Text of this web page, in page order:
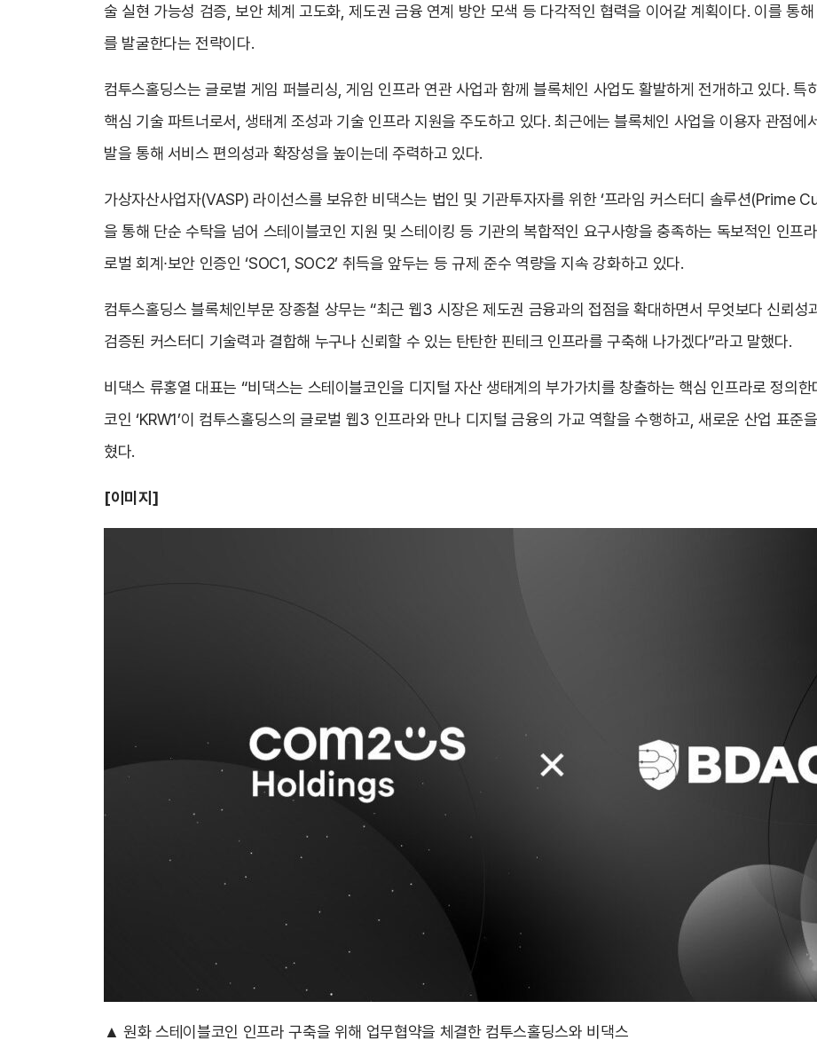
술 실현 가능성 검증, 보안 체계 고도화, 제도권 금융 연계 방안 모색 등 다각적인 협력을 이어갈 계획이다. 이를 통
를 발굴한다는 전략이다.
컴투스홀딩스는 글로벌 게임 퍼블리싱, 게임 인프라 연관 사업과 함께 블록체인 사업도 활발하게 전개하고 있다. 특
핵심 기술 파트너로서, 생태계 조성과 기술 인프라 지원을 주도하고 있다. 최근에는 블록체인 사업을 이용자 관점에
발을 통해 서비스 편의성과 확장성을 높이는데 주력하고 있다.
가상자산사업자(VASP) 라이선스를 보유한 비댁스는 법인 및 기관투자자를 위한 ‘프라임 커스터디 솔루션(Prime
을 통해 단순 수탁을 넘어 스테이블코인 지원 및 스테이킹 등 기관의 복합적인 요구사항을 충족하는 독보적인 인프
로벌 회계∙보안 인증인 ‘SOC1, SOC2’ 취득을 앞두는 등 규제 준수 역량을 지속 강화하고 있다.
컴투스홀딩스 블록체인부문 장종철 상무는 “최근 웹3 시장은 제도권 금융과의 접점을 확대하면서 무엇보다 신뢰성
검증된 커스터디 기술력과 결합해 누구나 신뢰할 수 있는 탄탄한 핀테크 인프라를 구축해 나가겠다”라고 말했다.
비댁스 류홍열 대표는 “비댁스는 스테이블코인을 디지털 자산 생태계의 부가가치를 창출하는 핵심 인프라로 정의
코인 ‘KRW1’이 컴투스홀딩스의 글로벌 웹3 인프라와 만나 디지털 금융의 가교 역할을 수행하고, 새로운 산업 표준
혔다.
[이미지]
▲ 원화 스테이블코인 인프라 구축을 위해 업무협약을 체결한 컴투스홀딩스와 비댁스